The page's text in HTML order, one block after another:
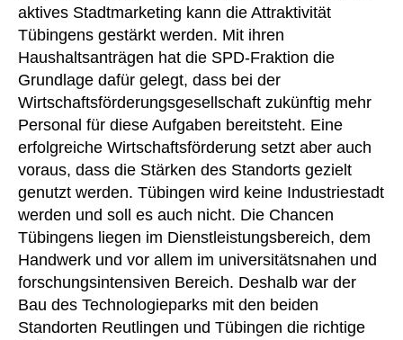
aktives Stadtmarketing kann die Attraktivität
Tübingens gestärkt werden. Mit ihren
Haushaltsanträgen hat die SPD-Fraktion die
Grundlage dafür gelegt, dass bei der
Wirtschaftsförderungsgesellschaft zukünftig mehr
Personal für diese Aufgaben bereitsteht. Eine
erfolgreiche Wirtschaftsförderung setzt aber auch
voraus, dass die Stärken des Standorts gezielt
genutzt werden. Tübingen wird keine Industriestadt
werden und soll es auch nicht. Die Chancen
Tübingens liegen im Dienstleistungsbereich, dem
Handwerk und vor allem im universitätsnahen und
forschungsintensiven Bereich. Deshalb war der
Bau des Technologieparks mit den beiden
Standorten Reutlingen und Tübingen die richtige